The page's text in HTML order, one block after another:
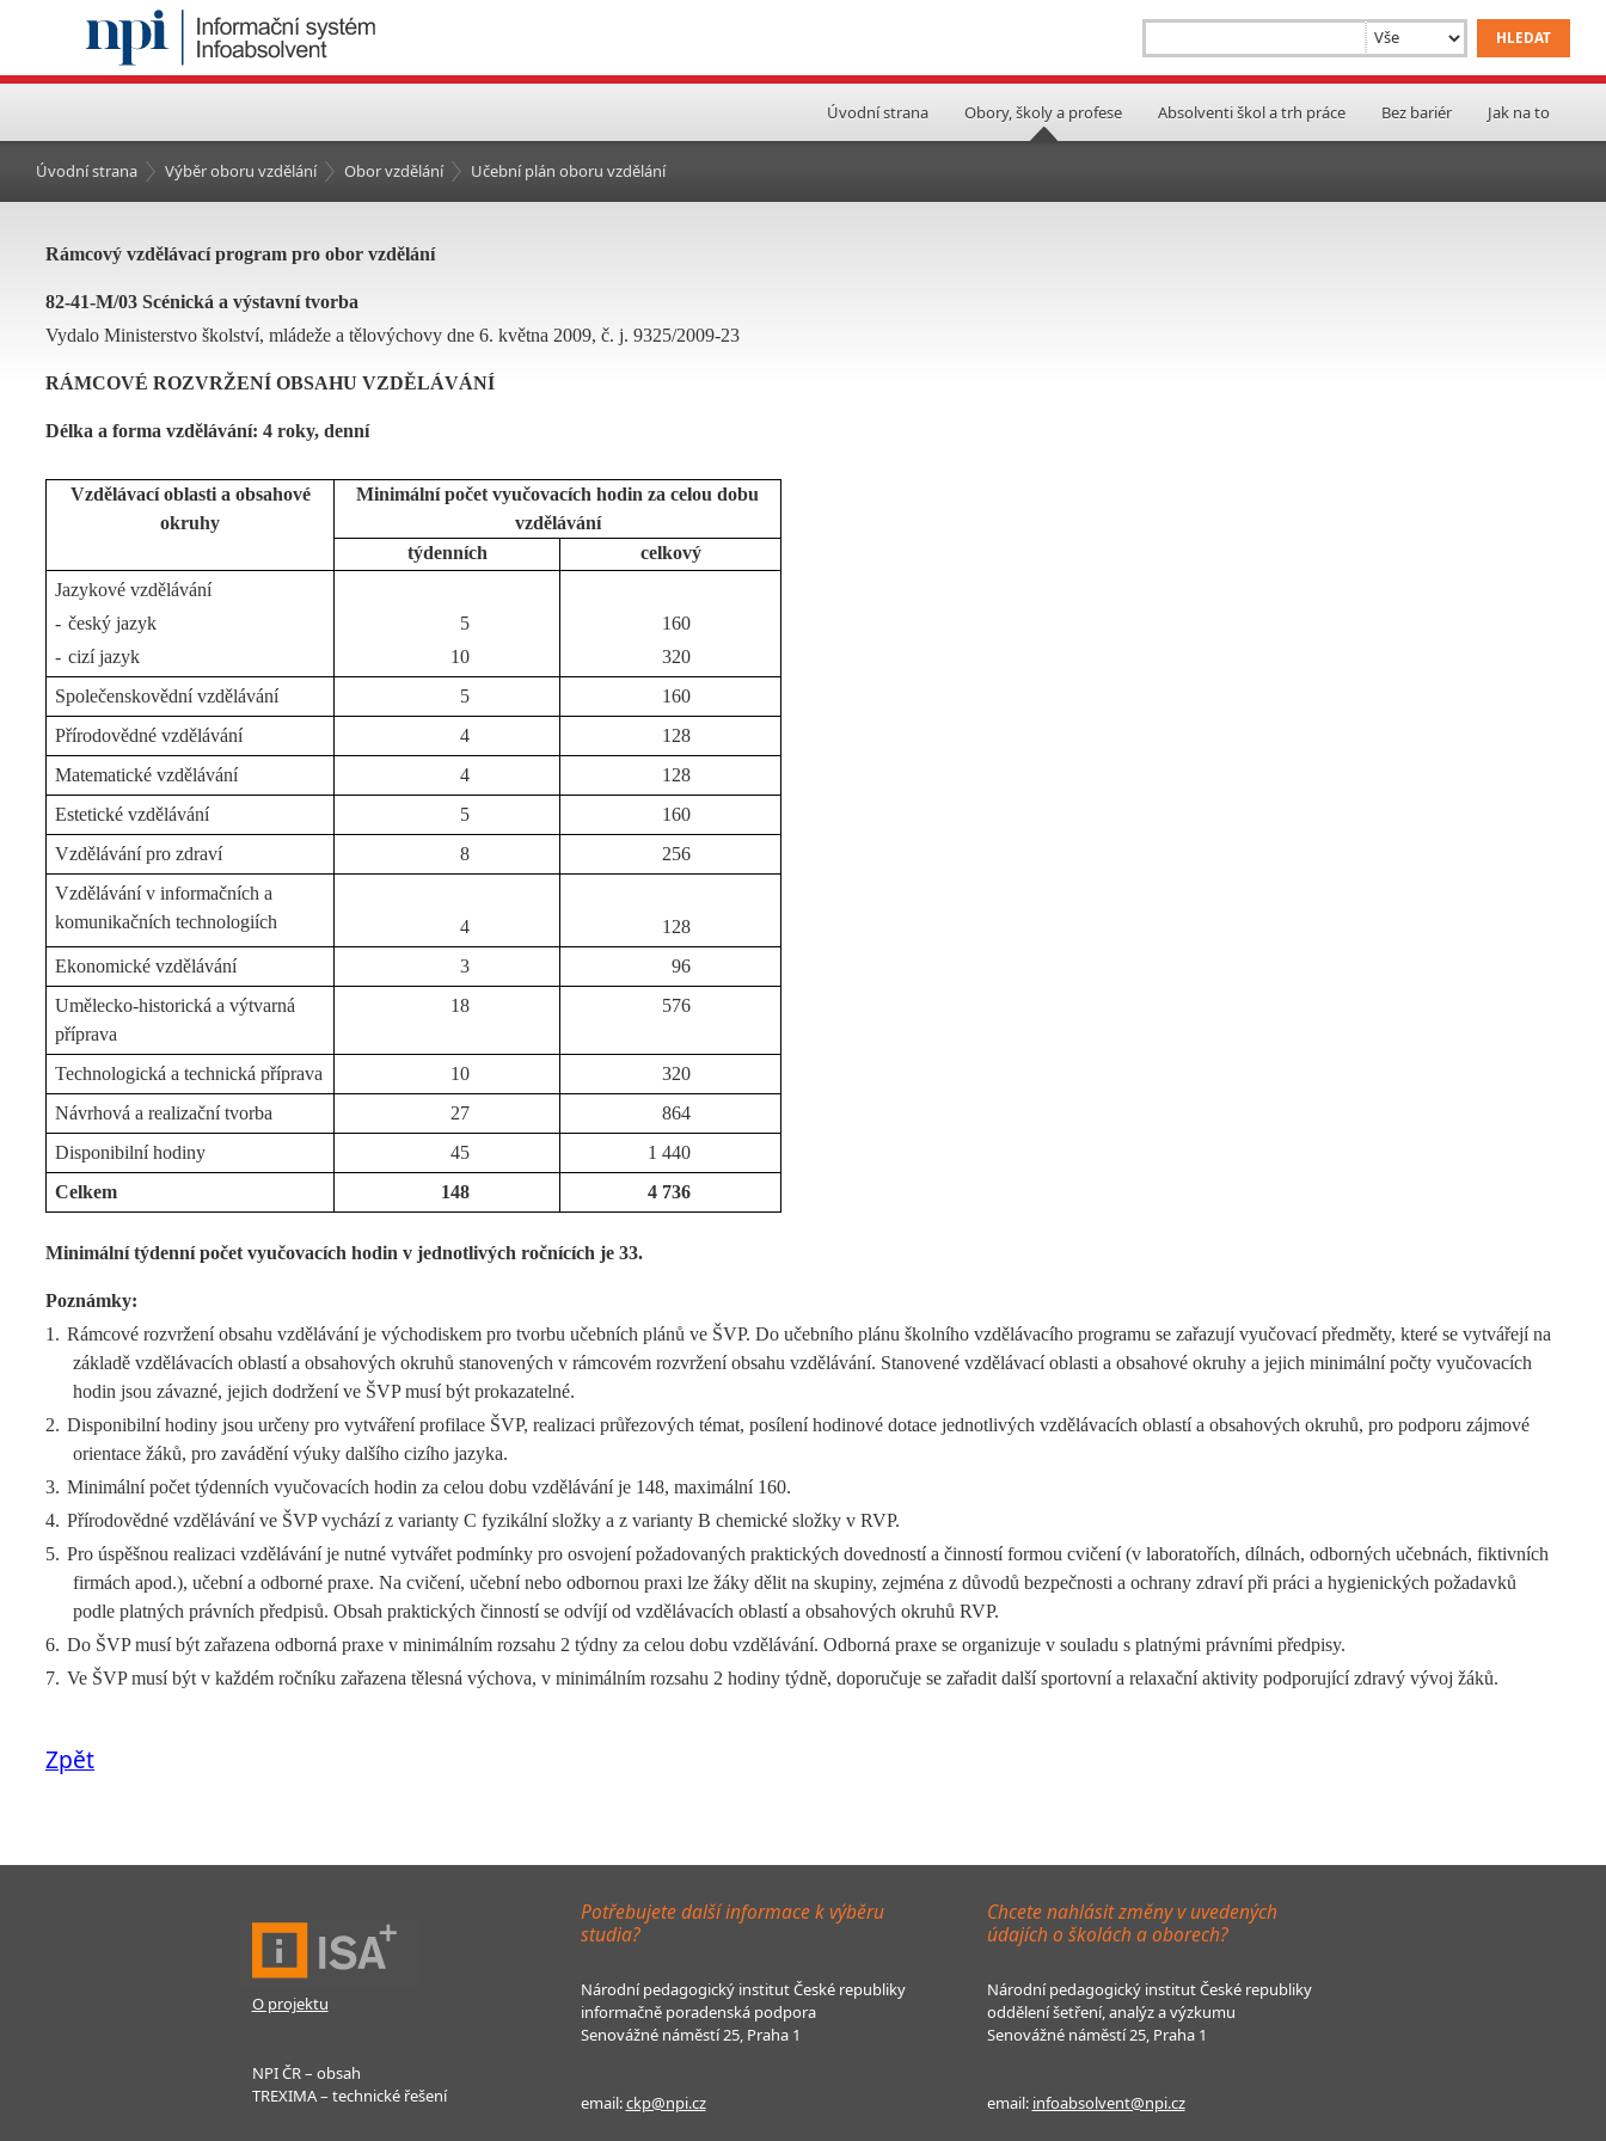
Úvodní strana Obory, školy a profese Absolventi škol a trh práce Bez bariér Jak na to
Úvodní strana Výběr oboru vzdělání Obor vzdělání Učební plán oboru vzdělání
Rámcový vzdělávací program pro obor vzdělání
82-41-M/03 Scénická a výstavní tvorba
Vydalo Ministerstvo školství, mládeže a tělovýchovy dne 6. května 2009, č. j. 9325/2009-23
RÁMCOVÉ ROZVRŽENÍ OBSAHU VZDĚLÁVÁNÍ
Délka a forma vzdělávání: 4 roky, denní
Vzdělávací oblasti a obsahové
okruhy
Minimální počet vyučovacích hodin za celou dobu
vzdělávání
týdenních
celkový
Jazykové vzdělávání
- český jazyk
- cizí jazyk
5
10
160
320
Společenskovědní vzdělávání
5
160
Přírodovědné vzdělávání
4
128
Matematické vzdělávání
4
128
Estetické vzdělávání
5
160
Vzdělávání pro zdraví
8
256
Vzdělávání v informačních a
komunikačních technologiích
4
128
Ekonomické vzdělávání
3
96
Umělecko-historická a výtvarná
příprava
18 576
Technologická a technická příprava 10
320
Návrhová a realizační tvorba
27
864
Disponibilní hodiny
45
1 440
Celkem
148 4 736
Minimální týdenní počet vyučovacích hodin v jednotlivých ročnících je 33.
Poznámky:
1. Rámcové rozvržení obsahu vzdělávání je východiskem pro tvorbu učebních plánů ve ŠVP. Do učebního plánu školního vzdělávacího programu se zařazují vyučovací předměty, které se vytvářejí na
základě vzdělávacích oblastí a obsahových okruhů stanovených v rámcovém rozvržení obsahu vzdělávání. Stanovené vzdělávací oblasti a obsahové okruhy a jejich minimální počty vyučovacích
hodin jsou závazné, jejich dodržení ve ŠVP musí být prokazatelné.
2. Disponibilní hodiny jsou určeny pro vytváření profilace ŠVP, realizaci průřezových témat, posílení hodinové dotace jednotlivých vzdělávacích oblastí a obsahových okruhů, pro podporu zájmové
orientace žáků, pro zavádění výuky dalšího cizího jazyka.
3. Minimální počet týdenních vyučovacích hodin za celou dobu vzdělávání je 148, maximální 160.
4. Přírodovědné vzdělávání ve ŠVP vychází z varianty C fyzikální složky a z varianty B chemické složky v RVP.
5. Pro úspěšnou realizaci vzdělávání je nutné vytvářet podmínky pro osvojení požadovaných praktických dovedností a činností formou cvičení (v laboratořích, dílnách, odborných učebnách, fiktivních
firmách apod.), učební a odborné praxe. Na cvičení, učební nebo odbornou praxi lze žáky dělit na skupiny, zejména z důvodů bezpečnosti a ochrany zdraví při práci a hygienických požadavků
podle platných právních předpisů. Obsah praktických činností se odvíjí od vzdělávacích oblastí a obsahových okruhů RVP.
6. Do ŠVP musí být zařazena odborná praxe v minimálním rozsahu 2 týdny za celou dobu vzdělávání. Odborná praxe se organizuje v souladu s platnými právními předpisy.
7. Ve ŠVP musí být v každém ročníku zařazena tělesná výchova, v minimálním rozsahu 2 hodiny týdně, doporučuje se zařadit další sportovní a relaxační aktivity podporující zdravý vývoj žáků.
Zpět
O projektu
NPI ČR – obsah
TREXIMA – technické řešení
Potřebujete další informace k výběru
studia?
Národní pedagogický institut České republiky
informačně poradenská podpora
Senovážné náměstí 25, Praha 1
email:ckp@npi.cz
Chcete nahlásit změny v uvedených
údajích o školách a oborech?
Národní pedagogický institut České republiky
oddělení šetření, analýz a výzkumu
Senovážné náměstí 25, Praha 1
email: infoabsolvent@npi.cz